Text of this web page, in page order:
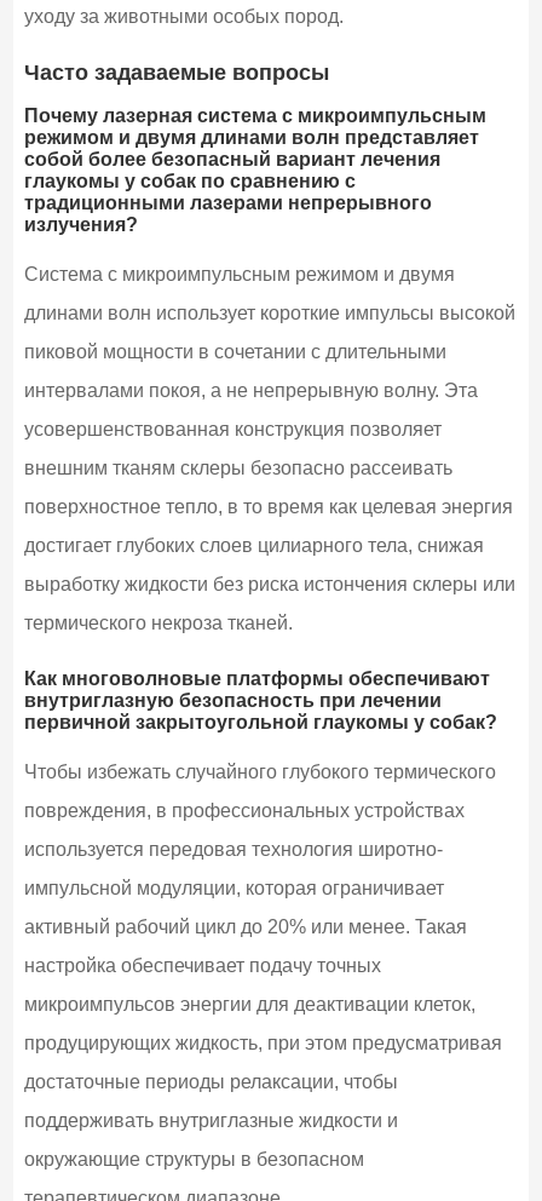
уходу за животными особых пород.
Часто задаваемые вопросы
Почему лазерная система с микроимпульсным
режимом и двумя длинами волн представляет
собой более безопасный вариант лечения
глаукомы у собак по сравнению с
традиционными лазерами непрерывного
излучения?
Система с микроимпульсным режимом и двумя
длинами волн использует короткие импульсы высокой
пиковой мощности в сочетании с длительными
интервалами покоя, а не непрерывную волну. Эта
усовершенствованная конструкция позволяет
внешним тканям склеры безопасно рассеивать
поверхностное тепло, в то время как целевая энергия
достигает глубоких слоев цилиарного тела, снижая
выработку жидкости без риска истончения склеры или
термического некроза тканей.
Как многоволновые платформы обеспечивают
внутриглазную безопасность при лечении
первичной закрытоугольной глаукомы у собак?
Чтобы избежать случайного глубокого термического
повреждения, в профессиональных устройствах
используется передовая технология широтно-
импульсной модуляции, которая ограничивает
активный рабочий цикл до 20% или менее. Такая
настройка обеспечивает подачу точных
микроимпульсов энергии для деактивации клеток,
продуцирующих жидкость, при этом предусматривая
достаточные периоды релаксации, чтобы
поддерживать внутриглазные жидкости и
окружающие структуры в безопасном